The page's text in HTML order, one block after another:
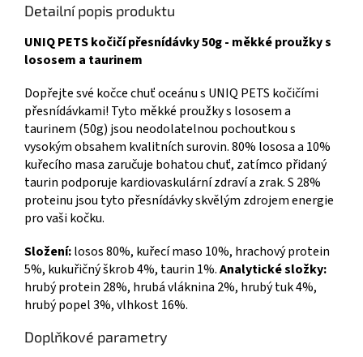
Detailní popis produktu
UNIQ PETS kočičí přesnídávky 50g - měkké proužky s
lososem a taurinem
Dopřejte své kočce chuť oceánu s UNIQ PETS kočičími
přesnídávkami! Tyto měkké proužky s lososem a
taurinem (50g) jsou neodolatelnou pochoutkou s
vysokým obsahem kvalitních surovin. 80% lososa a 10%
kuřecího masa zaručuje bohatou chuť, zatímco přidaný
taurin podporuje kardiovaskulární zdraví a zrak. S 28%
proteinu jsou tyto přesnídávky skvělým zdrojem energie
pro vaši kočku.
Složení:losos 80%, kuřecí maso 10%, hrachový protein
5%, kukuřičný škrob 4%, taurin 1%.Analytické složky:
hrubý protein 28%, hrubá vláknina 2%, hrubý tuk 4%,
hrubý popel 3%, vlhkost 16%.
Doplňkové parametry